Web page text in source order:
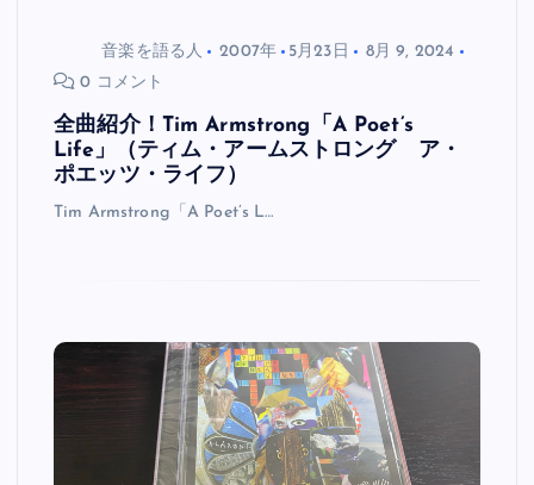
音楽を語る人 2007年 5月23日
8月 9, 2024
0 コメント
全曲紹介！Tim Armstrong「A Poet’s
Life」（ティム・アームストロング ア・
ポエッツ・ライフ）
Tim Armstrong「A Poet’s L…